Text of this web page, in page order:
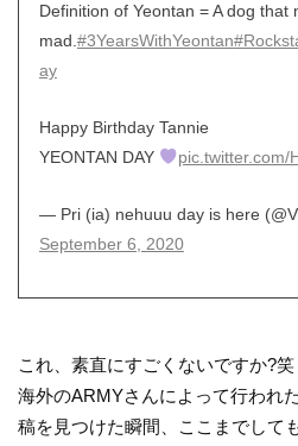
Definition of Yeontan = A dog that
mad.#3YearsWithYeontan
ay
Happy Birthday Tannie
YEONTAN DAY
pic.twitter.com/
— Pri (ia) nehuuu day is here
September 6, 2020
これ、素直にすごくないですか?笑
海外のARMYさんによって行われ
稿を見つけた瞬間、ここまでして